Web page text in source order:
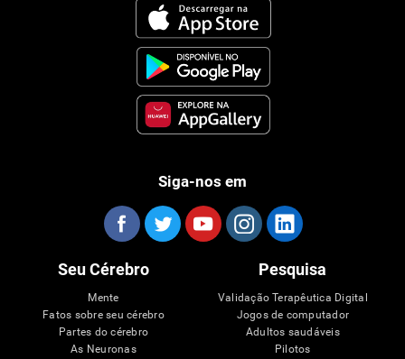
Siga-nos em
Seu Cérebro
Mente
Fatos sobre seu cérebro
Partes do cérebro
As Neuronas
Pesquisa
Validação Terapêutica Digital
Jogos de computador
Adultos saudáveis
Pilotos